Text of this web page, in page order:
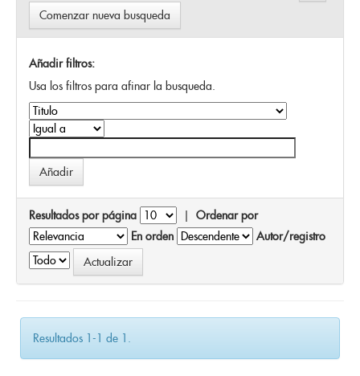
Comenzar nueva busqueda
Añadir filtros:
Usa los filtros para afinar la busqueda.
Resultados por página | Ordenar por
En orden
Autor/registro
Resultados 1-1 de 1.